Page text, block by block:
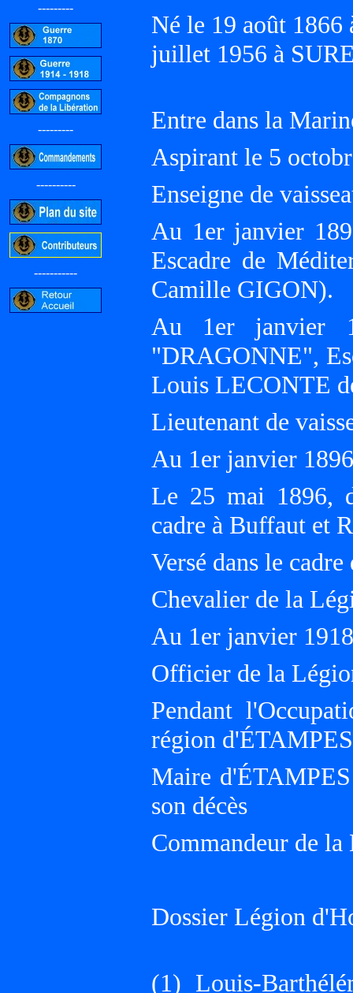
---------
---------
----------
-----------
Né le 19 août
juillet 1956 à
Entre dans la
Aspirant le 5
Enseigne de
Au 1er janvier
Escadre de
Camille GIGON).
Au 1er janvier
"DRAGONNE",
Louis LECONTE
Lieutenant de
Au 1er janvier
Le 25 mai 1896,
cadre à Buffaut et
Versé dans le
Chevalier de la
Au 1er janvier
Officier de la
Pendant
région
Maire
son décès
Commandeur de
Dossier Légion
(1) Louis-